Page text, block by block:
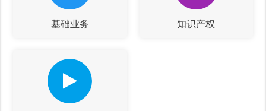
基础业务 知识产权